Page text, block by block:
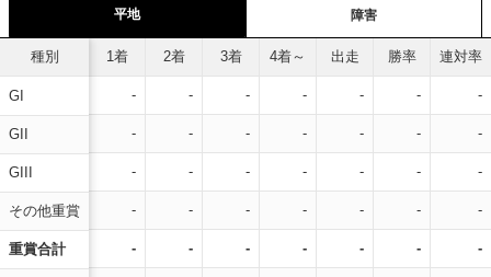
平地 障害
種別
GI
GII
GIII
その他重賞
重賞合計
1着 2着 3着 4着～ 出走 勝率 連対率
- - - - - - -
- - - - - - -
- - - - - - -
- - - - - - -
- - - - - - -